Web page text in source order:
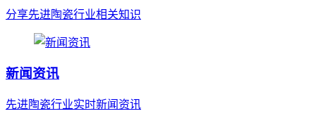
分享先进陶瓷行业相关知识
新闻资讯
先进陶瓷行业实时新闻资讯